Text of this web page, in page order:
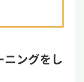
ングをし